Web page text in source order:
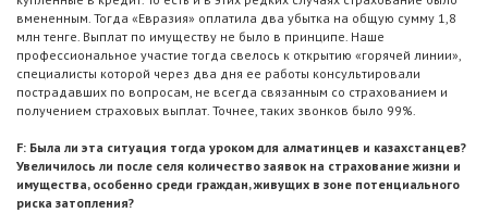
вмененным. Тогда «Евразия» оплатила два убытка на общую сумму 1,8
млн тенге. Выплат по имуществу не было в принципе. Наше
профессиональное участие тогда свелось к открытию «горячей линии»,
специалисты которой через два дня ее работы консультировали
пострадавших по вопросам, не всегда связанным со страхованием и
получением страховых выплат. Точнее, таких звонков было 99%.
F: Была ли эта ситуация тогда уроком для алматинцев и казахстанцев?
Увеличилось ли после селя количество заявок на страхование жизни и
имущества, особенно среди граждан, живущих в зоне потенциального
риска затопления?